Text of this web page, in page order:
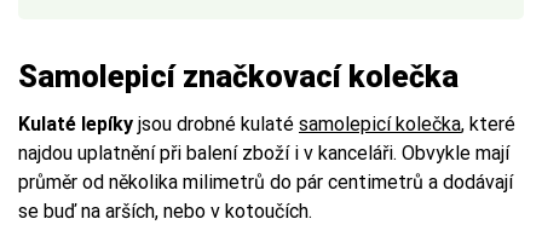
Samolepicí značkovací kolečka
Kulaté lepíky jsou drobné kulaté samolepicí kolečka, které
najdou uplatnění při balení zboží i v kanceláři. Obvykle mají
průměr od několika milimetrů do pár centimetrů a dodávají
se buď na arších, nebo v kotoučích.